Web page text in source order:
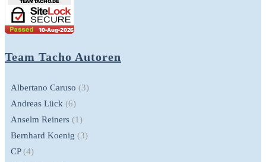
Team Tacho Autoren
Albertano Caruso (3)
Andreas Lück (6)
Anselm Reiners (1)
Bernhard Koenig (3)
CP(4)